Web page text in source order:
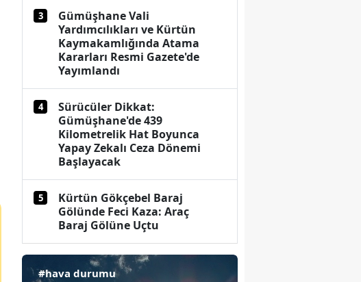
3
Gümüşhane Vali
Yardımcılıkları ve Kürtün
Kaymakamlığında Atama
Kararları Resmi Gazete'de
Yayımlandı
4
Sürücüler Dikkat:
Gümüşhane'de 439
Kilometrelik Hat Boyunca
Yapay Zekalı Ceza Dönemi
Başlayacak
5
Kürtün Gökçebel Baraj
Gölünde Feci Kaza: Araç
Baraj Gölüne Uçtu
#hava durumu